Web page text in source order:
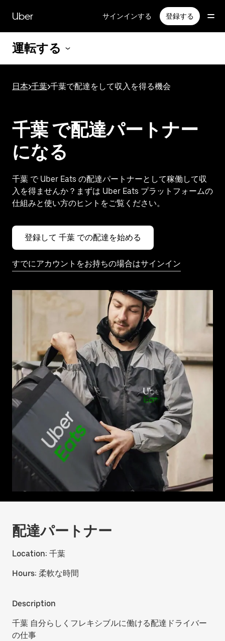
ン
Uber サインインする 登録する
運転する
日本>千葉>千葉で配達をして収入を得る機会
千葉 で配達パートナー
になる
千葉 で Uber Eats の配達パートナーとして稼働して収
入を得ませんか？まずは Uber Eats プラットフォームの
仕組みと使い方のヒントをご覧ください。
登録して 千葉 での配達を始める
すでにアカウントをお持ちの場合はサインイン
配達パートナー
Location: 千葉
Hours: 柔軟な時間
Description
千葉 自分らしくフレキシブルに働ける配達ドライバー
の仕事